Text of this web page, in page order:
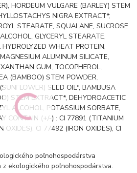
HORDEUM VULGARE (BARLEY) STEM
NIGRA EXTRACT*,
STEARATE, SQUALANE, SUCROSE
GLYCERYL STEARATE,
WHEAT PROTEIN,
ALUMINUM SILICATE,
GUM, TOCOPHEROL,
(BAMBOO) STEM POWDER,
SEED OIL*, BAMBUSA
STEM EXTRACT*, DEHYDROACETIC
ALCOHOL, POTASSIUM SORBATE,
CONTAIN (+/-) : CI 77891 (TITANIUM
OXIDES), CI 77492 (IRON OXIDES), CI
poľnohospodárstva
ekologického poľnohospodárstva.